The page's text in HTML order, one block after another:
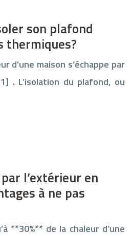
son plafond
thermiques?
d’une maison s’échappe par
. L’isolation du plafond, ou
l’extérieur en
à ne pas
**30%** de la chaleur d’une